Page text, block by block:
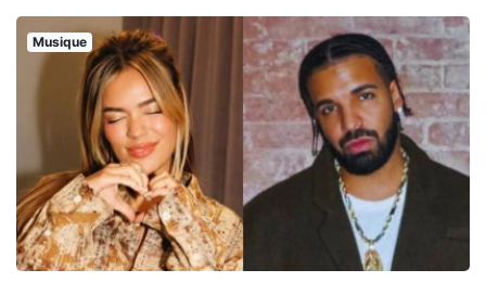
Musique